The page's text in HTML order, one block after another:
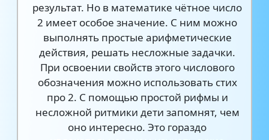
результат. Но в математике чётное число
2 имеет особое значение. С ним можно
выполнять простые арифметические
действия, решать несложные задачки.
При освоении свойств этого числового
обозначения можно использовать стих
про 2. С помощью простой рифмы и
несложной ритмики дети запомнят, чем
оно интересно. Это гораздо